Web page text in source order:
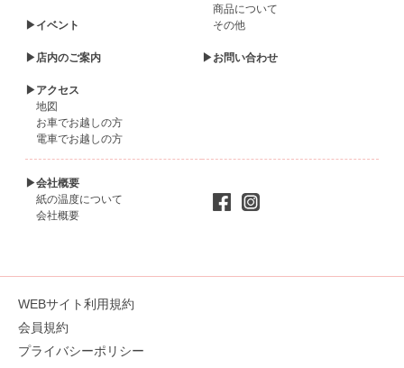
▶イベント
▶店内のご案内
▶アクセス
地図
お車でお越しの方
電車でお越しの方
商品について
その他
▶お問い合わせ
▶会社概要
紙の温度について
会社概要
WEBサイト利用規約
会員規約
プライバシーポリシー